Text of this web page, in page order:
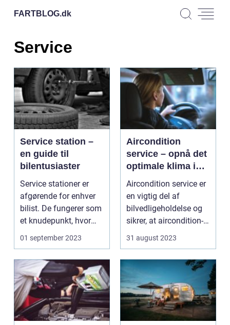
FARTBLOG.dk
Service
Service station –
en guide til
bilentusiaster
Service stationer er
afgørende for enhver
bilist. De fungerer som
et knudepunkt, hvor
biliste...
01 september 2023
Aircondition
service – opnå det
optimale klima i
din bil
Aircondition service er
en vigtig del af
bilvedligeholdelse og
sikrer, at aircondition-
anlægge...
31 august 2023